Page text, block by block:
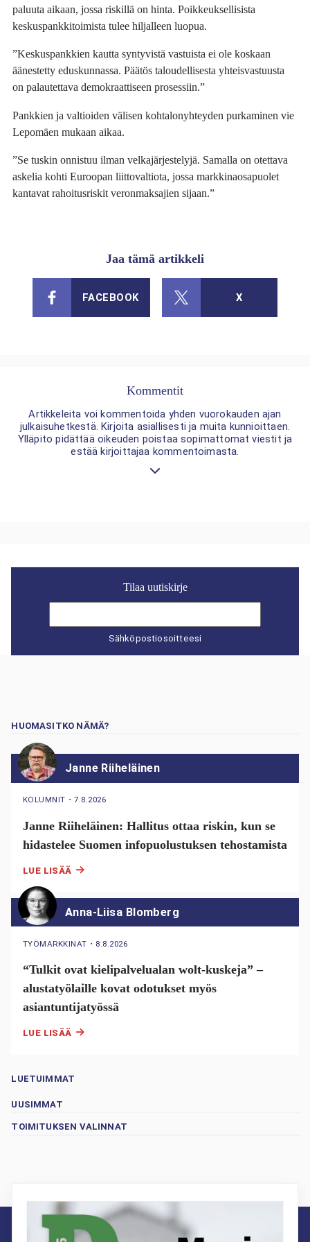
paluuta aikaan, jossa riskillä on hinta. Poikkeuksellisista
keskuspankkitoimista tulee hiljalleen luopua.
”Keskuspankkien kautta syntyvistä vastuista ei ole koskaan
äänestetty eduskunnassa. Päätös taloudellisesta yhteisvastuusta
on palautettava demokraattiseen prosessiin.”
Pankkien ja valtioiden välisen kohtalonyhteyden purkaminen vie
Lepomäen mukaan aikaa.
”Se tuskin onnistuu ilman velkajärjestelyjä. Samalla on otettava
askelia kohti Euroopan liittovaltiota, jossa markkinaosapuolet
kantavat rahoitusriskit veronmaksajien sijaan.”
Jaa tämä artikkeli
FACEBOOK X
Kommentit
Artikkeleita voi kommentoida yhden vuorokauden ajan
julkaisuhetkestä. Kirjoita asiallisesti ja muita kunnioittaen.
Ylläpito pidättää oikeuden poistaa sopimattomat viestit ja
estää kirjoittajaa kommentoimasta.
Tilaa uutiskirje
Sähköpostiosoitteesi
HUOMASITKO NÄMÄ?
Janne Riiheläinen
KOLUMNIT ・7.8.2026
Janne Riiheläinen: Hallitus ottaa riskin, kun se
hidastelee Suomen infopuolustuksen tehostamista
LUE LISÄÄ
Anna-Liisa Blomberg
TYÖMARKKINAT ・ 8.8.2026
“Tulkit ovat kielipalvelualan wolt-kuskeja” –
alustatyölaille kovat odotukset myös
asiantuntijatyössä
LUE LISÄÄ
LUETUIMMAT
UUSIMMAT
TOIMITUKSEN VALINNAT